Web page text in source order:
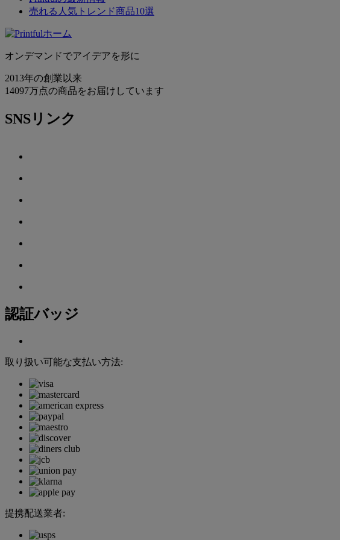
売れる人気トレンド商品10選
オンデマンドでアイデアを形に
2013年の創業以来
14097万点の商品をお届けしています
SNSリンク
認証バッジ
取り扱い可能な支払い方法:
提携配送業者: